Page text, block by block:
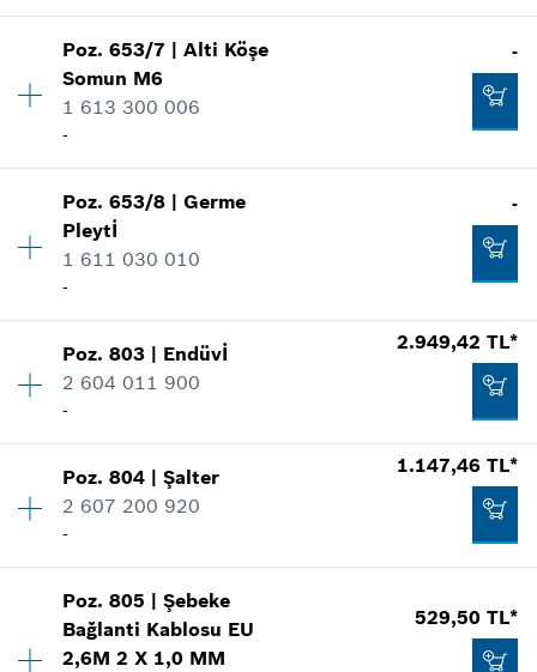
-
Şekli göster
53,96 TL*
Fiyatlara KDV dahildir.
Miktar 1
Fiyat grubu
Yedek parça bilgisi
Şekli göster
-
Poz.653/7 |Alti Köşe
Somun M6
1 613 300 006
-
-
Fiyat grubu : -
Yedek parça bilgisi
-
Poz.653/8 |Germe
Pleytİ
1 611 030 010
-
-
Miktar 1
Fiyat grubu:-
Nerede kullanıldı.
Şekli göster
-
Poz.803 | Endüvİ
2 604 011 900
-
2.949,42 TL*
Miktar 1
Fiyat grubu:41
Nerede kullanıldı.
Şekli göster
Poz.804 |Şalter
2 607 200 920
-
1.147,46 TL*
Miktar 1
Fiyat grubu:32
Yedek parça bilgisi
Poz.805 |Şebeke
Bağlanti Kablosu EU
2,6M 2 X 1,0 MM
529,50 TL*